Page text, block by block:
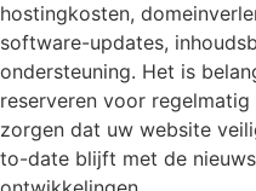
hostingkosten,
software-updates,
ondersteuning. Het is
reserveren voor
zorgen dat uw website
to-date blijft met de